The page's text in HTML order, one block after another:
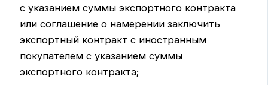
с указанием суммы экспортного контракта
или соглашение о намерении заключить
экспортный контракт с иностранным
покупателем с указанием суммы
экспортного контракта;